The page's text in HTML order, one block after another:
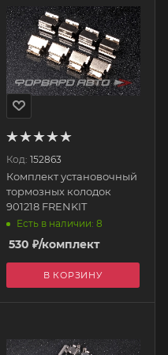
Код: 152863
Комплект установочный
тормозных колодок
901218 FRENKIT
Есть в наличии: 8
530 ₽/комплект
В КОРЗИНУ